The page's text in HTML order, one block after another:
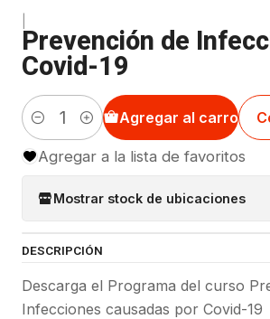
Prevención de
Covid-19
Cantidad
Agregar al carro
Agregar a la lista de favoritos
Mostrar stock de ubicaciones
DESCRIPCIÓN
Descarga el Programa del curso
Infecciones causadas por Covid-19